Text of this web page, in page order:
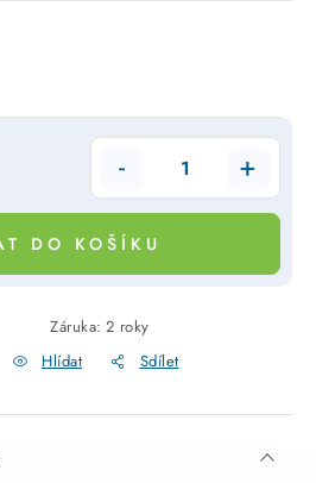
dle výrobců
Obchodní podmínky
DO KOŠÍKU
Záruka: 2 roky
Hlídat Sdílet